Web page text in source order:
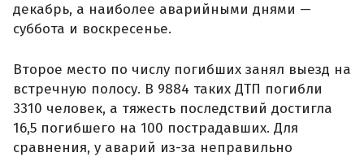
декабрь, а наиболее аварийными днями —
суббота и воскресенье.
Второе место по числу погибших занял выезд на
встречную полосу. В 9884 таких ДТП погибли
3310 человек, а тяжесть последствий достигла
16,5 погибшего на 100 пострадавших. Для
сравнения, у аварий из-за неправильно